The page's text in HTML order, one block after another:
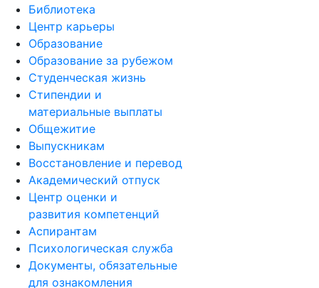
Библиотека
Центр карьеры
Образование
Образование за рубежом
Студенческая жизнь
Стипендии и
материальные выплаты
Общежитие
Выпускникам
Восстановление и перевод
Академический отпуск
Центр оценки и
развития компетенций
Аспирантам
Психологическая служба
Документы, обязательные
для ознакомления